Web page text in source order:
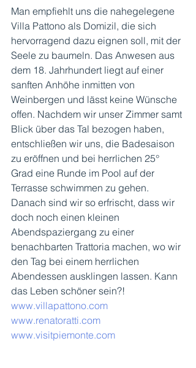
Man empfiehlt uns die nahegelegene
Villa Pattono als Domizil, die sich
hervorragend dazu eignen soll, mit der
Seele zu baumeln. Das Anwesen aus
dem 18. Jahrhundert liegt auf einer
sanften Anhöhe inmitten von
Weinbergen und lässt keine Wünsche
offen. Nachdem wir unser Zimmer samt
Blick über das Tal bezogen haben,
entschließen wir uns, die Badesaison
zu eröffnen und bei herrlichen 25°
Grad eine Runde im Pool auf der
Terrasse schwimmen zu gehen.
Danach sind wir so erfrischt, dass wir
doch noch einen kleinen
Abendspaziergang zu einer
benachbarten Trattoria machen, wo wir
den Tag bei einem herrlichen
Abendessen ausklingen lassen. Kann
das Leben schöner sein?!
www.villapattono.com
www.renatoratti.com
www.visitpiemonte.com